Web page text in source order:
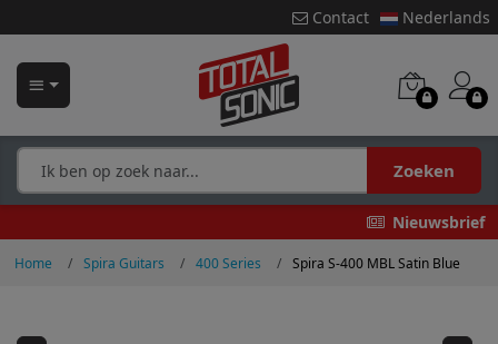
Contact Nederlands
Zoeken
Nieuwsbrief
Home Spira Guitars 400 Series Spira S-400 MBL Satin Blue